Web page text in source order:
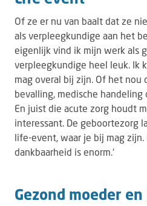
Of ze er nu van baalt dat ze
als verpleegkundige aan het
eigenlijk vind ik mijn werk als
verpleegkundige heel leuk. Ik
mag overal bij zijn. Of het nou
bevalling, medische
En juist die acute zorg houdt
interessant. De geboortezorg
life-event, waar je bij mag
dankbaarheid is enorm.‘
Gezond moeder